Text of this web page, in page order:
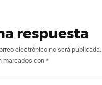
respuesta
electrónico no será publicada.
marcados con *